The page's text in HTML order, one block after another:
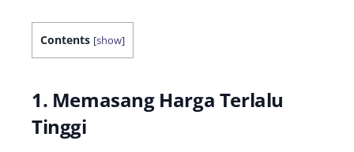
Contents [show]
1. Memasang Harga Terlalu
Tinggi